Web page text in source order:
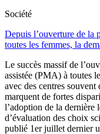
Société
Depuis l’ouverture de la
toutes les femmes, la
Le succès massif de
assistée (PMA) à toutes
avec des centres souvent
marquent de fortes
l’adoption de la dernière
d’évaluation des choix
publié 1er juillet dernier